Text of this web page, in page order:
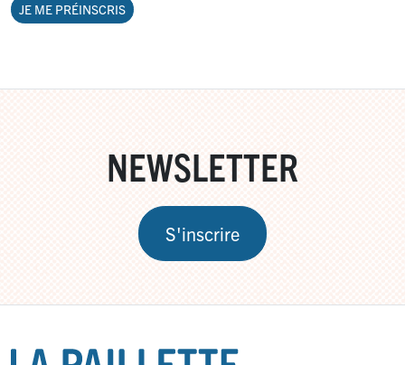
JE ME PRÉINSCRIS
NEWSLETTER
S'inscrire